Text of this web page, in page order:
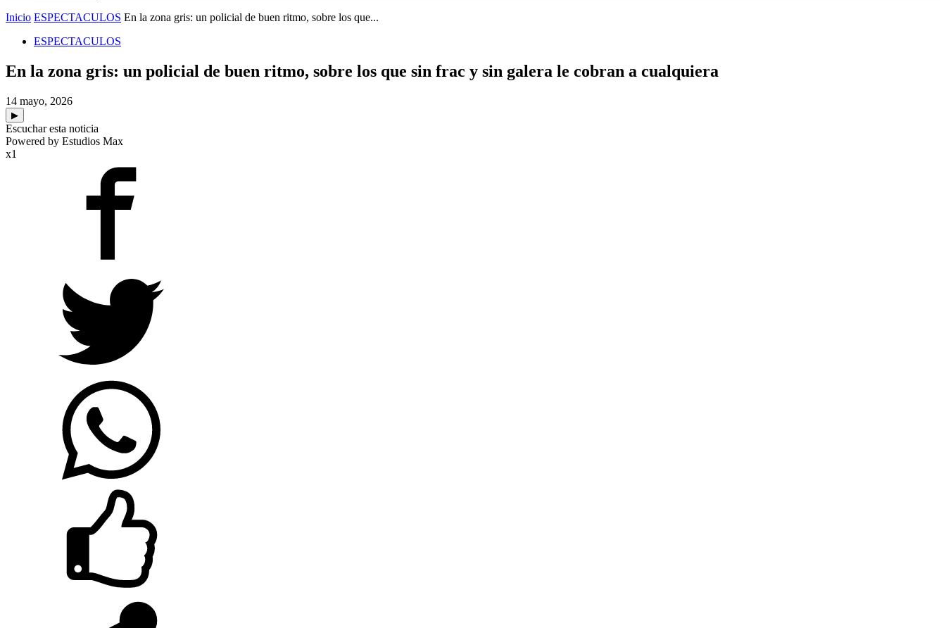
Inicio ESPECTACULOS En la zona gris: un policial de buen ritmo, sobre los que...
ESPECTACULOS
En la zona gris: un policial de buen ritmo, sobre los que sin frac y sin galera le cobran a cualquiera
14 mayo, 2026
▶
Escuchar esta noticia
Powered by Estudios Max
x1